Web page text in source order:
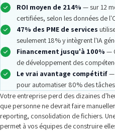
ROI moyen de 214% — sur 12
certifiées, selon les données de
47% des PME de services
seulement 18% y intègrent l'IA
Financement jusqu'à 100% —
de développement des
Le vrai avantage compétitif—
pour automatiser 80% des
Votre entreprise perd des dizaines
que personne ne devrait faire
reporting, consolidation de fichiers.
permet à vos équipes de construire